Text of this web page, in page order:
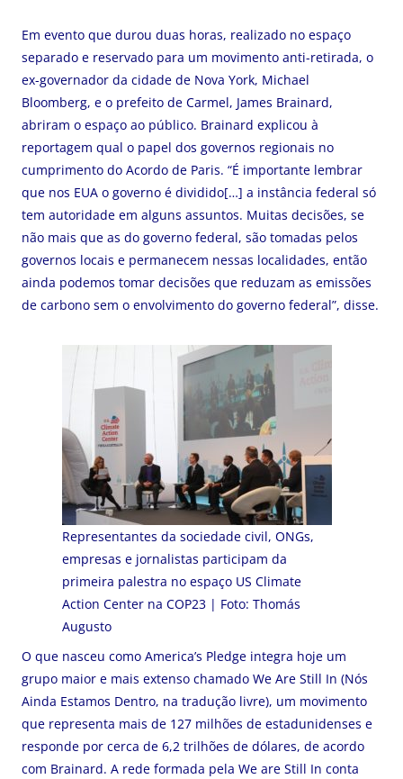
Em evento que durou duas horas, realizado no espaço
separado e reservado para um movimento anti-retirada, o
ex-governador da cidade de Nova York, Michael
Bloomberg, e o prefeito de Carmel, James Brainard,
abriram o espaço ao público. Brainard explicou à
reportagem qual o papel dos governos regionais no
cumprimento do Acordo de Paris. “É importante lembrar
que nos EUA o governo é dividido[…] a instância federal só
tem autoridade em alguns assuntos. Muitas decisões, se
não mais que as do governo federal, são tomadas pelos
governos locais e permanecem nessas localidades, então
ainda podemos tomar decisões que reduzam as emissões
de carbono sem o envolvimento do governo federal”, disse.
Representantes da sociedade civil, ONGs,
empresas e jornalistas participam da
primeira palestra no espaço US Climate
Action Center na COP23 | Foto: Thomás
Augusto
O que nasceu como America’s Pledge integra hoje um
grupo maior e mais extenso chamado We Are Still In (Nós
Ainda Estamos Dentro, na tradução livre), um movimento
que representa mais de 127 milhões de estadunidenses e
responde por cerca de 6,2 trilhões de dólares, de acordo
com Brainard. A rede formada pela We are Still In conta